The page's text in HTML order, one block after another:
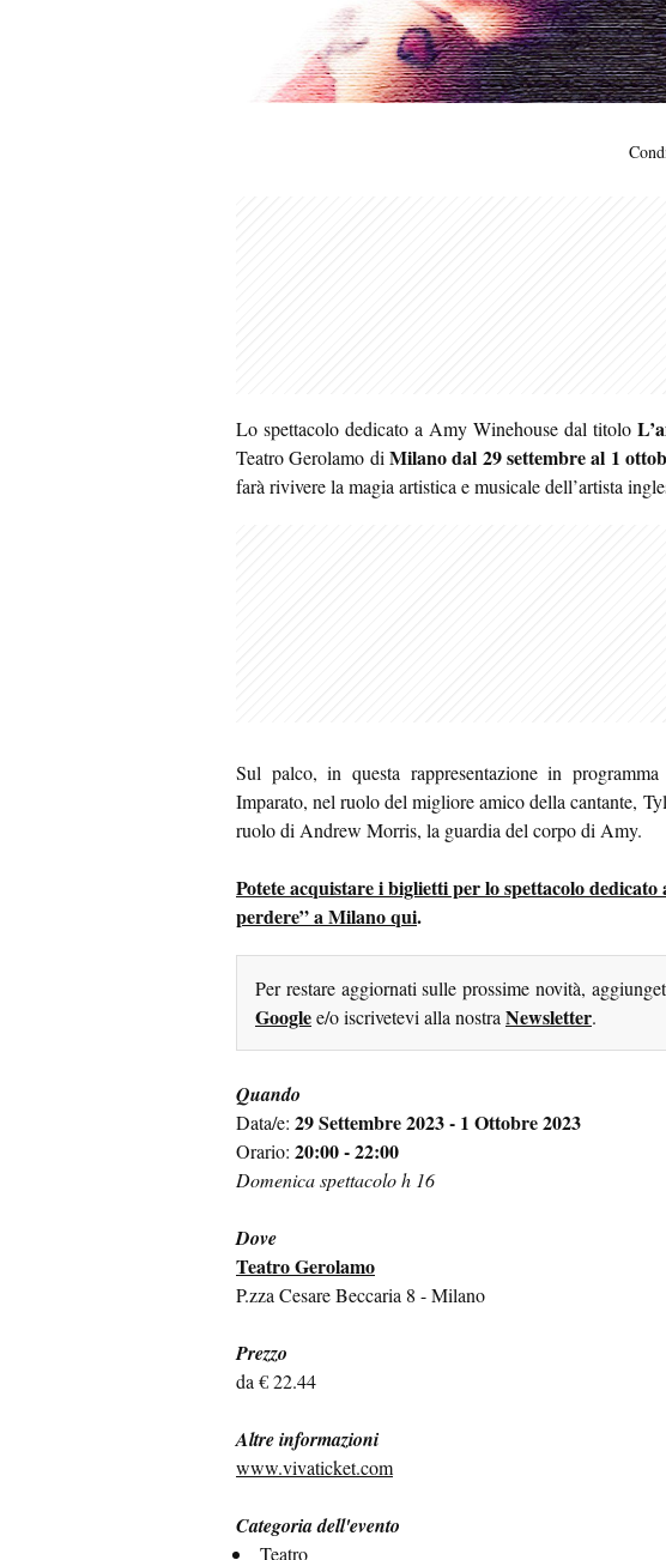
Lo spettacolo dedicato a Amy Winehouse dal titolo
Teatro Gerolamo diMilanodal 29 settembre al 1
farà rivivere la magia artistica e musicale dell’artista
Sul palco, in questa rappresentazione in
Imparato, nel ruolo del migliore amico della cantante,
ruolo di Andrew Morris, la guardia del corpo di Amy.
Potete acquistare i biglietti per lo spettacolo
perdere” a Milano qui.
Per restare aggiornati sulle prossime novità,
Googlee/o iscrivetevi alla nostraNewsletter.
Quando
Data/e: 29 Settembre 2023 - 1 Ottobre 2023
Orario: 20:00 - 22:00
Domenica spettacolo h 16
Dove
Teatro Gerolamo
P.zza Cesare Beccaria 8 - Milano
Prezzo
da € 22.44
Altre informazioni
www.vivaticket.com
Categoria dell'evento
Teatro